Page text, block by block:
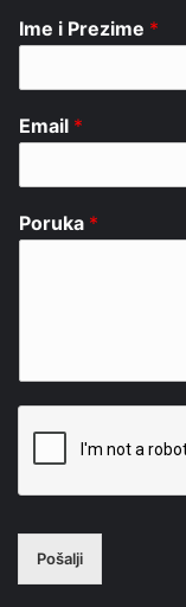
Ime i Prezime *
Email *
Poruka *
Pošalji